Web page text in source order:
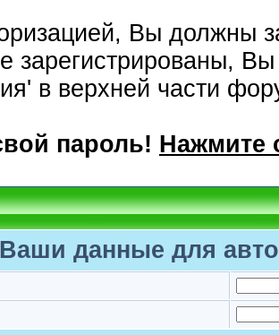
Вы должны
зарегистрированы,
в верхней части
пароль! Нажмите
данные для